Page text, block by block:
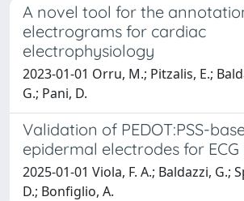
A novel tool for the
electrograms for cardiac
electrophysiology
2023-01-01 Orru, M.; Pitzalis, E.;
G.; Pani, D.
Validation of PEDOT:PSS-
epidermal electrodes for
2025-01-01 Viola, F. A.; Baldazzi, G.;
D.; Bonfiglio, A.